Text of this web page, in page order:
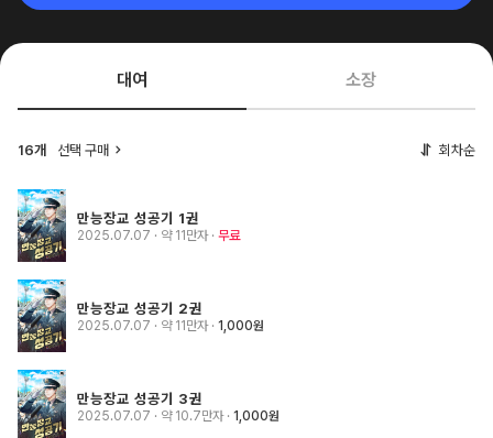
대여 소장
16개 선택 구매 회차순
만능장교 성공기 1권
2025.07.07 · 약 11만자 무료
만능장교 성공기 2권
2025.07.07 · 약 11만자 1,000원
만능장교 성공기 3권
2025.07.07 · 약 10.7만자 1,000원